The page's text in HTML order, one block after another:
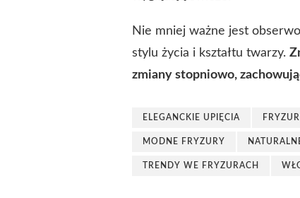
Nie mniej ważne jest
stylu życia i kształtu twarzy.
zmiany stopniowo,
ELEGANCKIE UPIĘCIA
MODNE FRYZURY
TRENDY WE FRYZURACH